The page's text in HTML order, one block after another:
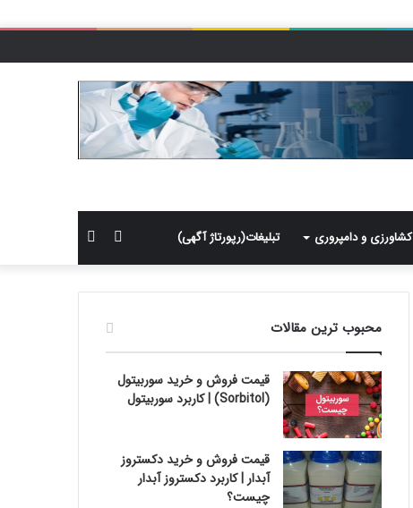
کشاورزی و دامپروری تبلیغات(رپورتاژ آگهی)
برای
سایدبار
محبوب ترین مقالات
قیمت فروش و خرید سوربیتول
(Sorbitol) | کاربرد سوربیتول
قیمت فروش و خرید دکستروز
آبدار | کاربرد دکستروز آبدار
چیست؟